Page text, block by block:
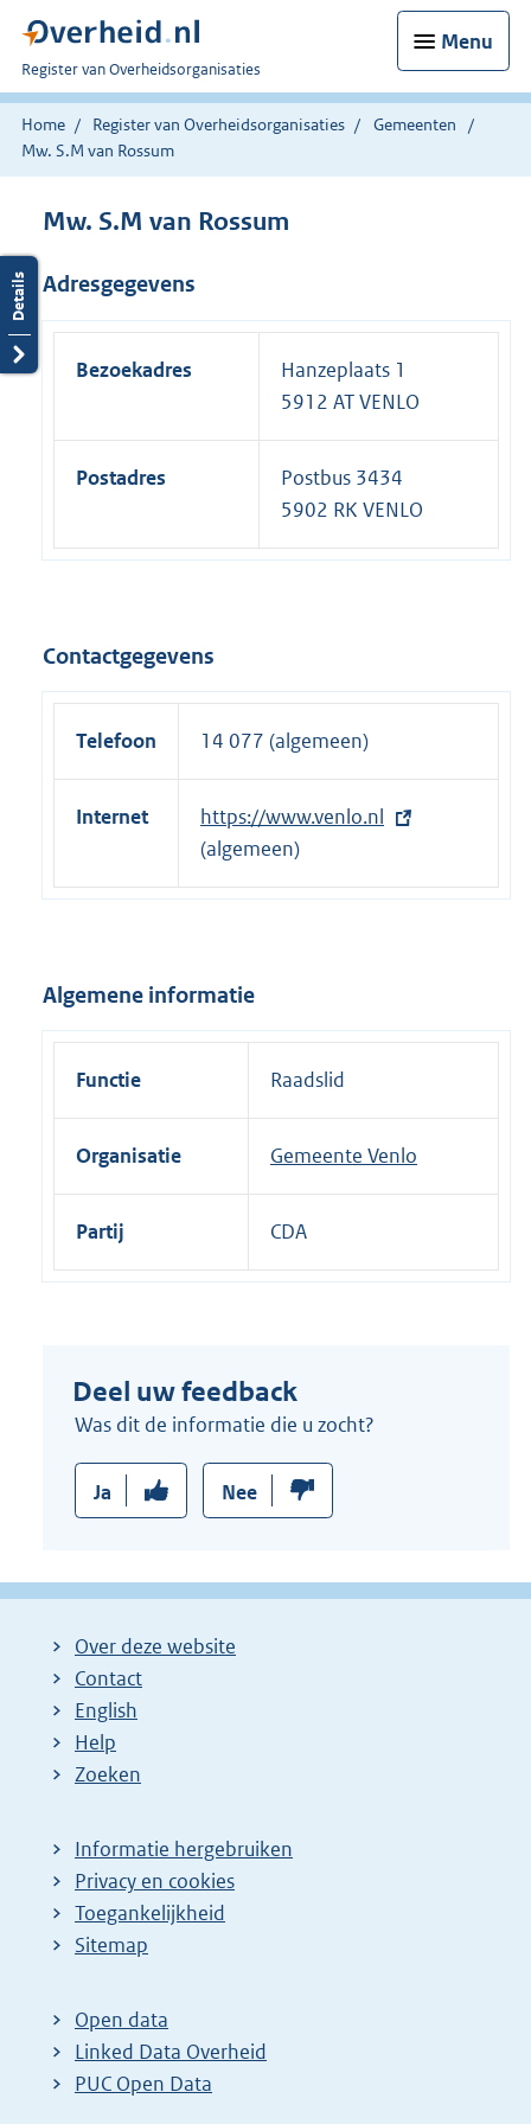
Menu
U
bent
nu
hier:
Register van Overheidsorganisaties
Home Register van Overheidsorganisaties
Gemeenten
Mw. S.M van Rossum
Mw. S.M van Rossum
Adresgegevens
Bezoekadres
Hanzeplaats 1
5912 AT VENLO
Postadres
Postbus 3434
5902 RK VENLO
Contactgegevens
Telefoon 14 077 (algemeen)
Internet
E
x
t
e
l
https://www.venlo.nl
(algemeen)
Algemene informatie
Functie Raadslid
Organisatie Gemeente Venlo
Partij CDA
Deel uw feedback
Was dit de informatie die u zocht?
Ja Nee
Over deze website
Contact
English
Help
Zoeken
Informatie hergebruiken
Privacy en cookies
Toegankelijkheid
Sitemap
Open data
Linked Data Overheid
PUC Open Data